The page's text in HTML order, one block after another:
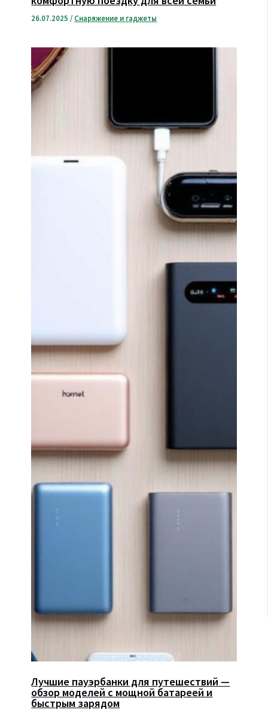
26.07.2025 / Снаряжение и гаджеты
Лучшие пауэрбанки для путешествий —
обзор моделей с мощной батареей и
быстрым зарядом